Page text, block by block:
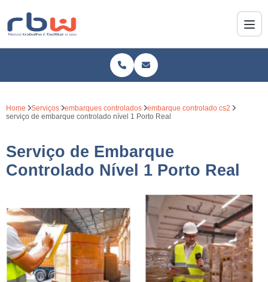
Home Serviços embarques controlados
embarque controlado cs2
serviço de embarque controlado nível 1 Porto Real
Serviço de Embarque
Controlado Nível 1 Porto Real